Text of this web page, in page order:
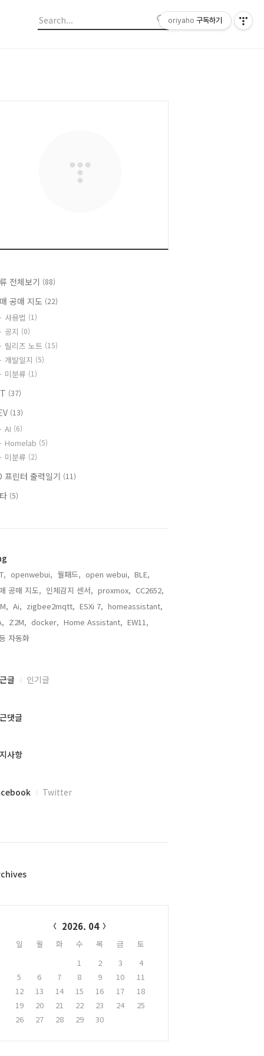
전체보기 (88)
공매 지도 (22)
사용법 (1)
공지 (0)
릴리즈 노트 (15)
개발일지 (5)
미분류 (1)
(37)
(13)
AI (6)
Homelab (5)
미분류 (2)
프린터 출력일기 (11)
(5)
openwebui, 월패드, open webui, BLE,
공매 지도, 인체감지 센서, proxmox, CC2652,
Ai, zigbee2mqtt, ESXi 7, homeassistant,
Z2M, docker, Home Assistant, EW11,
자동화,
글 인기글
댓글
사항
Twitter
2026. 04
일 월 화 수 목 금
토
1
2 3
4
5
6 7 8 9 10
11
12
13 14 15 16 17
18
19
20 21 22 23 24
25
26
27 28 29 30
oriyaho 구독하기